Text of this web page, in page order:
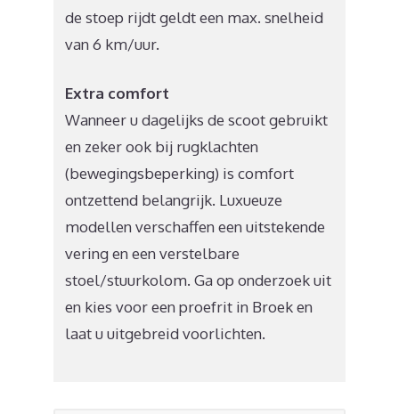
de stoep rijdt geldt een max. snelheid
van 6 km/uur.
Extra comfort
Wanneer u dagelijks de scoot gebruikt
en zeker ook bij rugklachten
(bewegingsbeperking) is comfort
ontzettend belangrijk. Luxueuze
modellen verschaffen een uitstekende
vering en een verstelbare
stoel/stuurkolom. Ga op onderzoek uit
en kies voor een proefrit in Broek en
laat u uitgebreid voorlichten.